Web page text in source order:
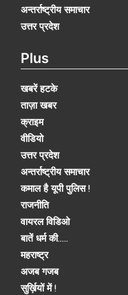
अन्तर्राष्ट्रीय समाचार
उत्तर प्रदेश
Plus
खबरें हटके
ताज़ा खबर
क्राइम
वीडियो
उत्तर प्रदेश
अन्तर्राष्ट्रीय समाचार
कमाल है यूपी पुलिस !
राजनीति
वायरल विडिओ
बातें धर्म की.....
महराष्ट्र
अजब गजब
सुर्ख़ियों में !